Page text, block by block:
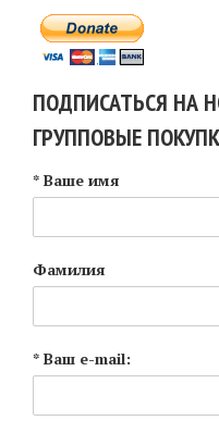
ПОДПИСАТЬСЯ НА
ГРУППОВЫЕ
* Ваше имя
Фамилия
* Ваш e-mail: